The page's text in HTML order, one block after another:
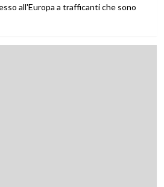
all'Europa a trafficanti che sono